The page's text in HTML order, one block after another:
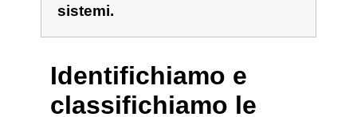
sistemi.
Identifichiamo e
classifichiamo le